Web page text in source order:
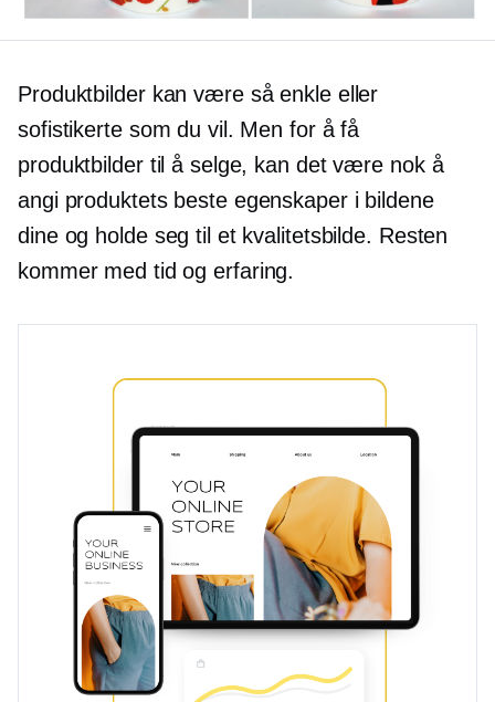
Produktbilder kan være så enkle eller
sofistikerte som du vil. Men for å få
produktbilder til å selge, kan det være nok å
angi produktets beste egenskaper i bildene
dine og holde seg til et kvalitetsbilde. Resten
kommer med tid og erfaring.